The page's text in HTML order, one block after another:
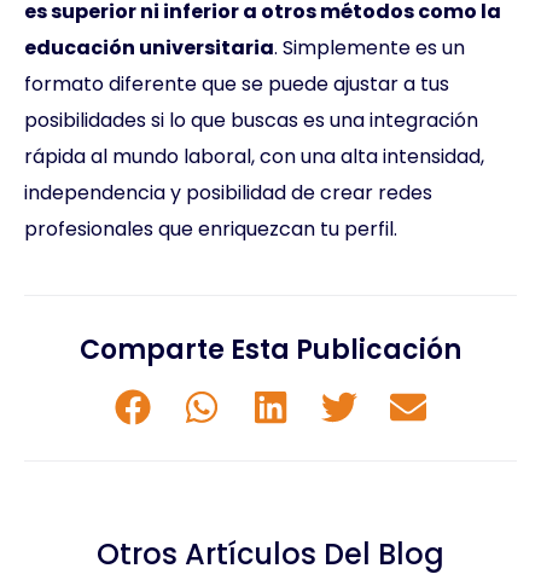
es superior ni inferior a otros métodos como la
educación universitaria. Simplemente es un
formato diferente que se puede ajustar a tus
posibilidades si lo que buscas es una integración
rápida al mundo laboral, con una alta intensidad,
independencia y posibilidad de crear redes
profesionales que enriquezcan tu perfil.
Comparte Esta Publicación
Otros Artículos Del Blog